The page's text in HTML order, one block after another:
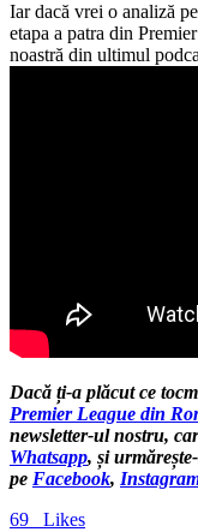
Iar dacă vrei o analiză
etapa a patra din
noastră din ultimul
Dacă ți-a plăcut ce
Premier League din
newsletter-ul nostru,
Whatsapp, și
pe Facebook,
69
Likes